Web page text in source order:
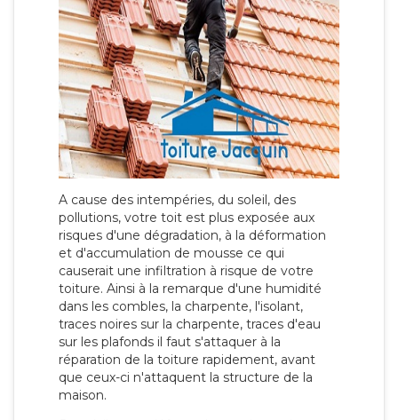
A cause des intempéries, du soleil, des
pollutions, votre toit est plus exposée aux
risques d'une dégradation, à la déformation
et d'accumulation de mousse ce qui
causerait une infiltration à risque de votre
toiture. Ainsi à la remarque d'une humidité
dans les combles, la charpente, l'isolant,
traces noires sur la charpente, traces d'eau
sur les plafonds il faut s'attaquer à la
réparation de la toiture rapidement, avant
que ceux-ci n'attaquent la structure de la
maison.